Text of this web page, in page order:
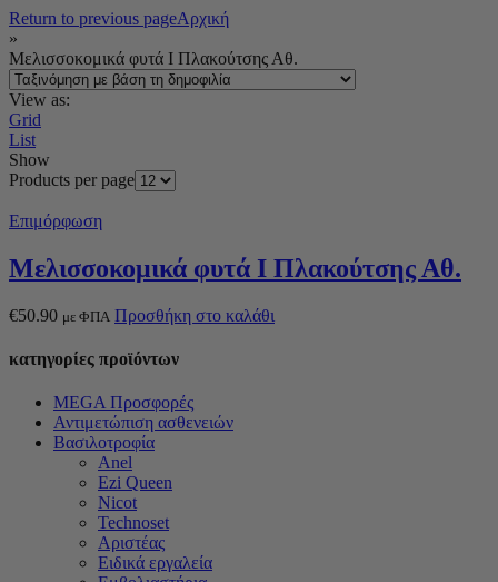
Return to previous pageΑρχική
»
Μελισσοκομικά φυτά Ι Πλακούτσης Αθ.
View as:
Grid
List
Show
Products per page
Επιμόρφωση
Μελισσοκομικά φυτά Ι Πλακούτσης Αθ.
€50.90 με ΦΠΑ Προσθήκη στο καλάθι
κατηγορίες προϊόντων
MEGA Προσφορές
Αντιμετώπιση ασθενειών
Βασιλοτροφία
Anel
Ezi Queen
Nicot
Technoset
Αριστέας
Ειδικά εργαλεία